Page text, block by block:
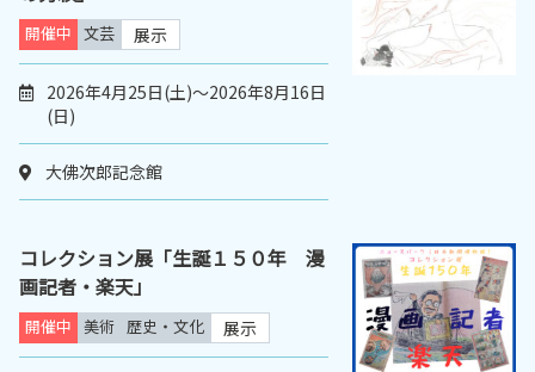
開催中 文芸 展示
2026年4月25日(土)～2026年8月16日
(日)
大佛次郎記念館
コレクション展「生誕１５０年 漫
画記者・楽天」
開催中 美術 歴史・文化 展示